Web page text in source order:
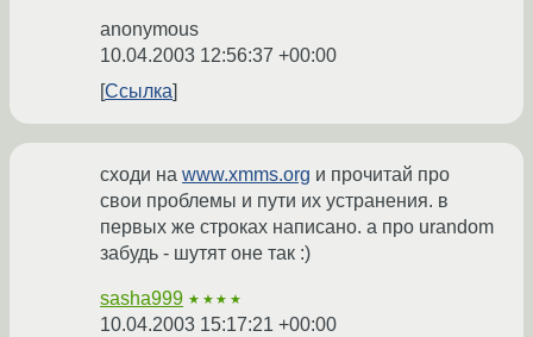
anonymous
10.04.2003 12:56:37 +00:00
Ссылка
сходи на www.xmms.org и прочитай про
свои проблемы и пути их устранения. в
первых же строках написано. а про urandom
забудь - шутят оне так :)
sasha999 ★★★★
10.04.2003 15:17:21 +00:00